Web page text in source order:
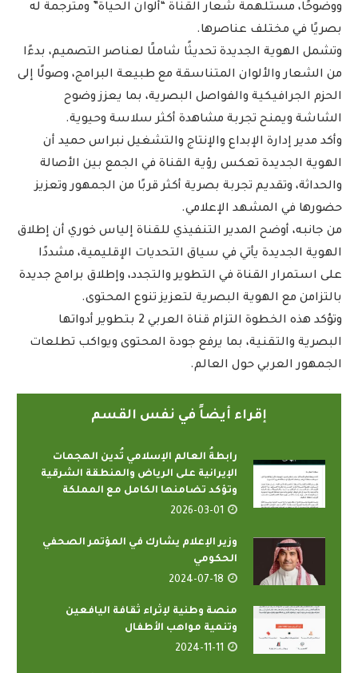
ووضوحًا، مستلهمة شعار القناة “ألوان الحياة” ومترجمة له
بصريًا في مختلف عناصرها.
وتشمل الهوية الجديدة تحديثًا شاملًا لعناصر التصميم، بدءًا
من الشعار والألوان المتناسقة مع طبيعة البرامج، وصولًا إلى
الحزم الجرافيكية والفواصل البصرية، بما يعزز وضوح
الشاشة ويمنح تجربة مشاهدة أكثر سلاسة وحيوية.
وأكد مدير إدارة الإبداع والإنتاج والتشغيل نبراس حميد أن
الهوية الجديدة تعكس رؤية القناة في الجمع بين الأصالة
والحداثة، وتقديم تجربة بصرية أكثر قربًا من الجمهور وتعزيز
حضورها في المشهد الإعلامي.
من جانبه، أوضح المدير التنفيذي للقناة إلياس خوري أن إطلاق
الهوية الجديدة يأتي في سياق التحديات الإقليمية، مشددًا
على استمرار القناة في التطوير والتجدد، وإطلاق برامج جديدة
بالتزامن مع الهوية البصرية لتعزيز تنوع المحتوى.
وتؤكد هذه الخطوة التزام قناة العربي 2 بتطوير أدواتها
البصرية والتقنية، بما يرفع جودة المحتوى ويواكب تطلعات
الجمهور العربي حول العالم.
إقراء أيضاً في نفس القسم
رابطةُ العالم الإسلامي تُدين الهجمات
الإيرانية على الرياض والمنطقة الشرقية
وتؤكد تضامنها الكامل مع المملكة
2026-03-01
وزير الإعلام يشارك في المؤتمر الصحفي
الحكومي
2024-07-18
منصة وطنية لإثراء ثقافة اليافعين
وتنمية مواهب الأطفال
2024-11-11